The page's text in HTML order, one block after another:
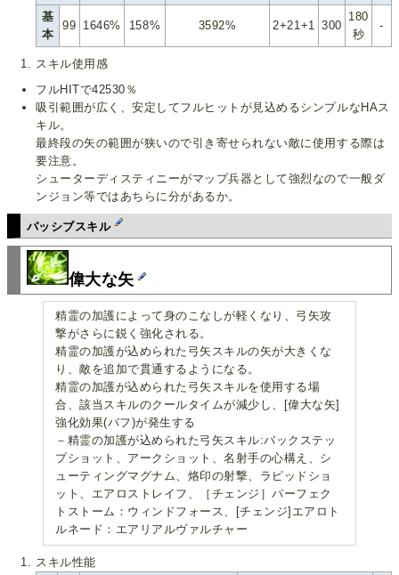
基
本
99 1646% 158% 3592% 2+21+1 300
180
秒
-
スキル使用感
フルHITで42530％
吸引範囲が広く、安定してフルヒットが見込めるシンプルなHAス
キル。
最終段の矢の範囲が狭いので引き寄せられない敵に使用する際は
要注意。
シューターディスティニーがマップ兵器として強烈なので一般ダ
ンジョン等ではあちらに分があるか。
パッシブスキル
偉大な矢
精霊の加護によって身のこなしが軽くなり、弓矢攻
撃がさらに鋭く強化される。
精霊の加護が込められた弓矢スキルの矢が大きくな
り、敵を追加で貫通するようになる。
精霊の加護が込められた弓矢スキルを使用する場
合、該当スキルのクールタイムが減少し、[偉大な矢]
強化効果(バフ)が発生する
－精霊の加護が込められた弓矢スキル:バックステッ
プショット、アークショット、名射手の心構え、シ
ューティングマグナム、烙印の射撃、ラピッドショ
ット、エアロストレイフ、［チェンジ］パーフェク
トストーム：ウィンドフォース、[チェンジ]エアロト
ルネード：エアリアルヴァルチャー
スキル性能